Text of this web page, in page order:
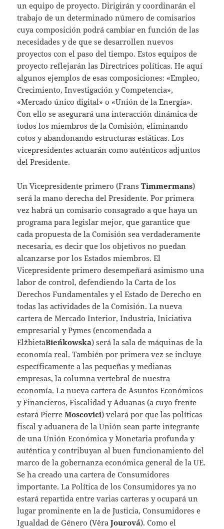
un equipo de proyecto. Dirigirán y coordinarán el
trabajo de un determinado número de comisarios
cuya composición podrá cambiar en función de las
necesidades y de que se desarrollen nuevos
proyectos con el paso del tiempo. Estos equipos de
proyecto reflejarán las Directrices políticas. He aquí
algunos ejemplos de esas composiciones: «Empleo,
Crecimiento, Investigación y Competencia»,
«Mercado único digital» o «Unión de la Energía».
Con ello se asegurará una interacción dinámica de
todos los miembros de la Comisión, eliminando
cotos y abandonando estructuras estáticas. Los
vicepresidentes actuarán como auténticos adjuntos
del Presidente.
Un Vicepresidente primero (FransTimmermans)
será la mano derecha del Presidente. Por primera
vez habrá un comisario consagrado a que haya un
programa para legislar mejor, que garantice que
cada propuesta de la Comisión sea verdaderamente
necesaria, es decir que los objetivos no puedan
alcanzarse por los Estados miembros. El
Vicepresidente primero desempeñará asimismo una
labor de control, defendiendo la Carta de los
Derechos Fundamentales y el Estado de Derecho en
todas las actividades de la Comisión. La nueva
cartera de Mercado Interior, Industria, Iniciativa
empresarial y Pymes (encomendada a
ElžbietaBieńkowska) será la sala de máquinas de la
economía real. También por primera vez se incluye
específicamente a las pequeñas y medianas
empresas, la columna vertebral de nuestra
economía. La nueva cartera de Asuntos Económicos
y Financieros, Fiscalidad y Aduanas (a cuyo frente
estará PierreMoscovici) velará por que las políticas
fiscal y aduanera de la Unión sean parte integrante
de una Unión Económica y Monetaria profunda y
auténtica y contribuyan al buen funcionamiento del
marco de la gobernanza económica general de la UE.
Se ha creado una cartera de Consumidores
importante. La Política de los Consumidores ya no
estará repartida entre varias carteras y ocupará un
lugar prominente en la de Justicia, Consumidores e
Igualdad de Género (VěraJourová). Como el